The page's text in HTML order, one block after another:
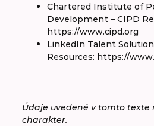
Chartered Institute of
Development – CIPD
https://www.cipd.org
LinkedIn Talent
Resources: https://
Údaje uvedené v tomto
charakter.